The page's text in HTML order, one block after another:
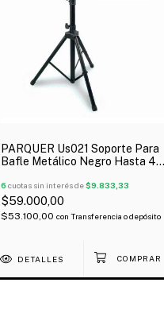
PARQUER Us021 Soporte Para
Bafle Metálico Negro Hasta 45
6 cuotas sin interés de$9.833,33
$59.000,00
$53.100,00 con Transferencia o depósito
DETALLES